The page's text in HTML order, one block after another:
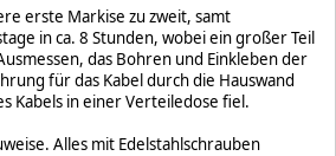
erste Markise zu zweit, samt
in ca. 8 Stunden, wobei ein großer Teil
das Bohren und Einkleben der
für das Kabel durch die Hauswand
Kabels in einer Verteiledose fiel.
Alles mit Edelstahlschrauben